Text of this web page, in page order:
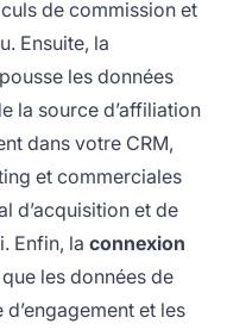
de commission et
Ensuite, la
pousse les données
la source d’affiliation
dans votre CRM,
et commerciales
d’acquisition et de
Enfin, la connexion
les données de
et les